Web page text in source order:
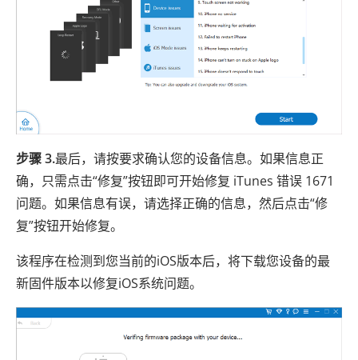
步骤 3.最后，请按要求确认您的设备信息。如果信息正
确，只需点击“修复”按钮即可开始修复 iTunes 错误 1671
问题。如果信息有误，请选择正确的信息，然后点击“修
复”按钮开始修复。
该程序在检测到您当前的iOS版本后，将下载您设备的最
新固件版本以修复iOS系统问题。